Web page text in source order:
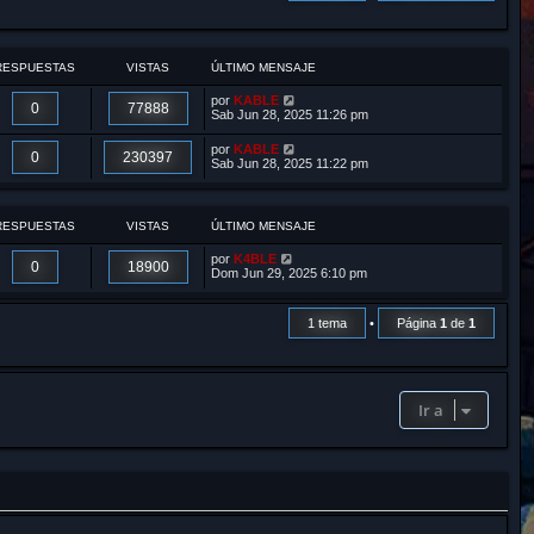
VISTAS ÚLTIMO MENSAJE
0 77888 por KABLE
Sab Jun 28, 2025 11:26 pm
0 230397 por KABLE
Sab Jun 28, 2025 11:22 pm
VISTAS ÚLTIMO MENSAJE
0 18900 por K4BLE
Dom Jun 29, 2025 6:10 pm
1 tema • Página 1 de 1
Ir a